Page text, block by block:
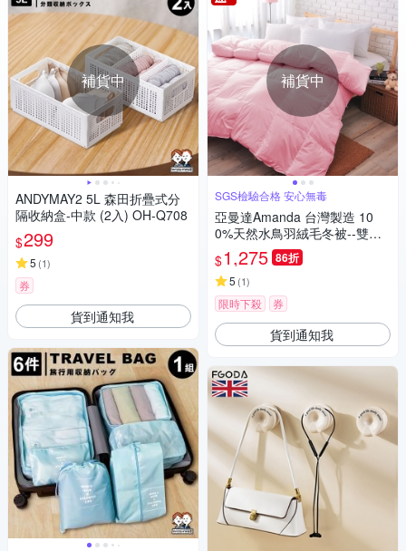
補貨中
ANDYMAY2 5L 森田折疊式分
隔收納盒-中款 (2入) OH-Q708
$299
5 (1)
券
貨到通知我
補貨中
SGS檢驗合格 安心無毒
亞曼達Amanda 台灣製造 10
0%天然水鳥羽絨毛冬被--雙人
(浪漫粉)(快速到貨)
$1,275 86折
5 (1)
限時下殺 券
貨到通知我